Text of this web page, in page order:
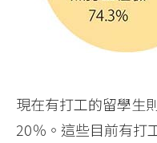
現在有打工的留學生
20％。這些目前有打